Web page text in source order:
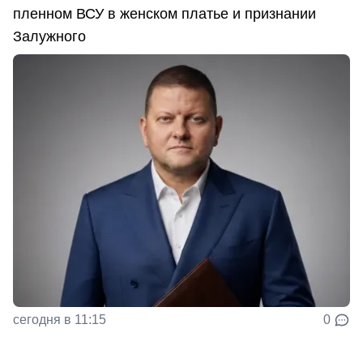
пленном ВСУ в женском платье и признании
Залужного
сегодня в 11:15 0